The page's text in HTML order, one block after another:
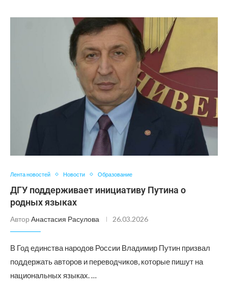
Лента новостей Новости Образование
ДГУ поддерживает инициативу Путина о
родных языках
Автор Анастасия Расулова 26.03.2026
В Год единства народов России Владимир Путин призвал
поддержать авторов и переводчиков, которые пишут на
национальных языках. …